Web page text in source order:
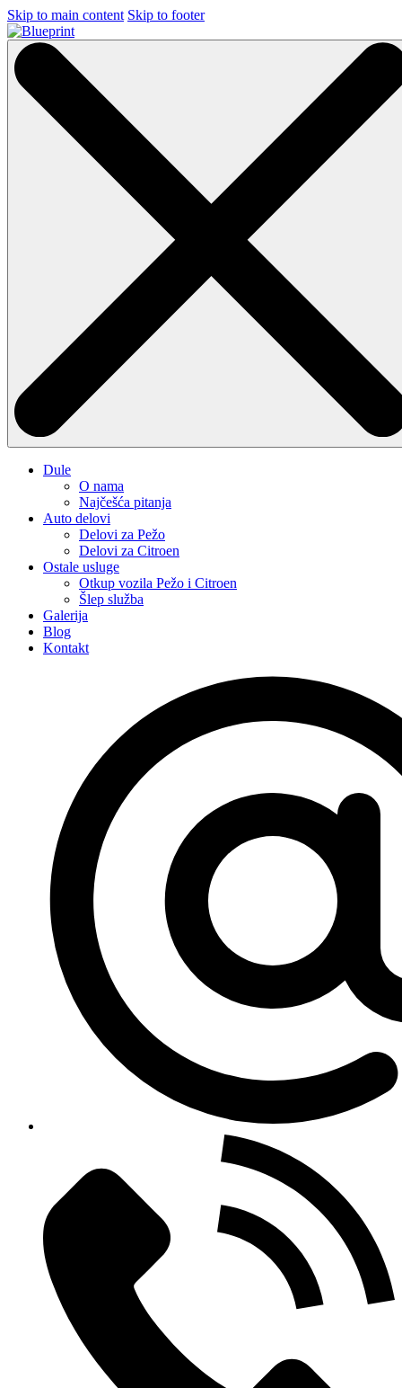
Skip to main content Skip to footer
Dule
O nama
Najčešća pitanja
Auto delovi
Delovi za Pežo
Delovi za Citroen
Ostale usluge
Otkup vozila Pežo i Citroen
Šlep služba
Galerija
Blog
Kontakt